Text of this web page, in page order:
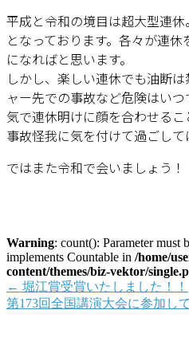
平成と令和の境目は超大型連
となっております。各々が連
になればと思います。
しかし、楽しい連休でも油断
ャー先での事故など危険はい
気で連休明けに顔を合わせる
事故怪我に気を付けて過ごして
ではまた令和で会いましょう！
Warning: count(): Parameter must
implements Countable in /home/
content/themes/biz-vektor/
← 堀江賞受賞いたしました！！
第173回全国講演大会に参加し